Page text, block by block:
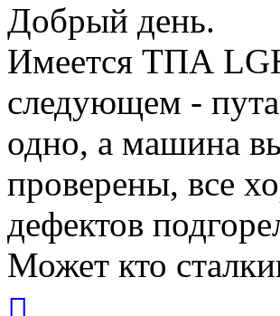
Добрый день.
Имеется ТПА
следующем -
одно, а машина
проверены, все
дефектов
Может кто